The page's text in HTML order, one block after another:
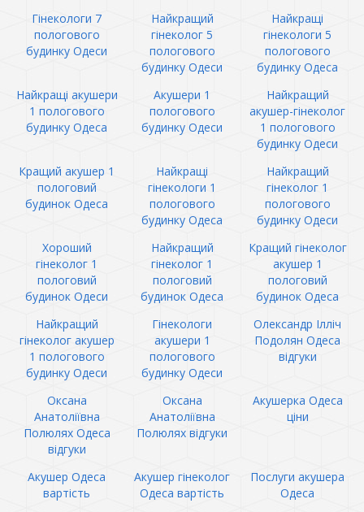
Гінекологи 7
пологового
будинку Одеси
Найкращий
гінеколог 5
пологового
будинку Одеси
Найкращі
гінекологи 5
пологового
будинку Одеса
Найкращі акушери
1 пологового
будинку Одеса
Акушери 1
пологового
будинку Одеси
Найкращий
акушер-гінеколог
1 пологового
будинку Одеси
Кращий акушер 1
пологовий
будинок Одеса
Найкращі
гінекологи 1
пологового
будинку Одеса
Найкращий
гінеколог 1
пологового
будинку Одеси
Хороший
гінеколог 1
пологовий
будинок Одеси
Найкращий
гінеколог 1
пологовий
будинок Одеса
Кращий гінеколог
акушер 1
пологовий
будинок Одеса
Найкращий
гінеколог акушер
1 пологового
будинку Одеси
Гінекологи
акушери 1
пологового
будинку Одеси
Олександр Ілліч
Подолян Одеса
відгуки
Оксана
Анатоліївна
Полюлях Одеса
відгуки
Оксана
Анатоліївна
Полюлях відгуки
Акушерка Одеса
ціни
Акушер Одеса
вартість
Акушер гінеколог
Одеса вартість
Послуги акушера
Одеса